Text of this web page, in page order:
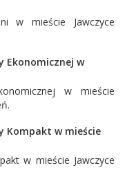
w mieście Jawczyce
Ekonomicznej w
w mieście
Kompakt w mieście
w mieście Jawczyce